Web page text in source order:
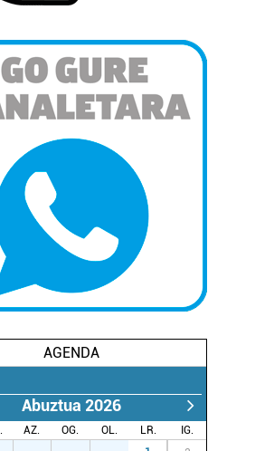
AGENDA
Abuztua 2026
AZ. OG. OL. LR.
IG.